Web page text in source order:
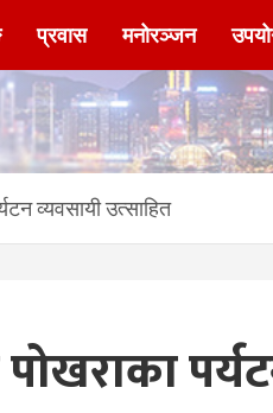
–
पहिलो
com
प्रवास मनोरञ्जन
व्यवसायी उत्साहित
पोखराका